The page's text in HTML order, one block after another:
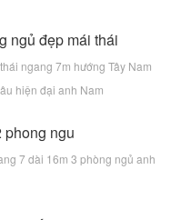
ngang 7m hướng Tây Nam
hiện đại anh Nam
7 dài 16m 3 phòng ngủ anh